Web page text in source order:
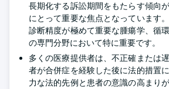
長期化する訴訟期間をもたらす傾向
にとって重要な焦点となっています
診断精度が極めて重要な腫瘍学、循
の専門分野において特に重要です。
多くの医療提供者は、不正確または
者が合併症を経験した後に法的措置
力な法的先例と患者の意識の高まり